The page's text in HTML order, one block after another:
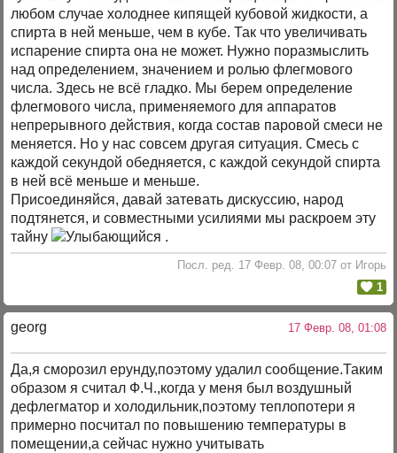
любом случае холоднее кипящей кубовой жидкости, а
спирта в ней меньше, чем в кубе. Так что увеличивать
испарение спирта она не может. Нужно поразмыслить
над определением, значением и ролью флегмового
числа. Здесь не всё гладко. Мы берем определение
флегмового числа, применяемого для аппаратов
непрерывного действия, когда состав паровой смеси не
меняется. Но у нас совсем другая ситуация. Смесь с
каждой секундой обедняется, с каждой секундой спирта
в ней всё меньше и меньше.
Присоединяйся, давай затевать дискуссию, народ
подтянется, и совместными усилиями мы раскроем эту
тайну
.
Посл. ред. 17 Февр. 08, 00:07 от Игорь
1
georg 17 Февр. 08, 01:08
Да,я сморозил ерунду,поэтому удалил сообщение.Таким
образом я считал Ф.Ч.,когда у меня был воздушный
дефлегматор и холодильник,поэтому теплопотери я
примерно посчитал по повышению температуры в
помещении,а сейчас нужно учитывать